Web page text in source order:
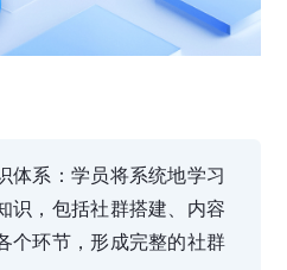
体系：学员将系统地学习
识，包括社群搭建、内容
个环节，形成完整的社群